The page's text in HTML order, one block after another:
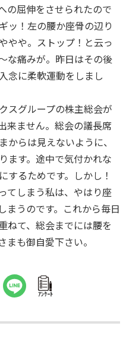
の屈伸をさせられたので
ッ！左の腰か座骨の辺り
やや。ストップ！と云っ
な痛みが。昨日はその後
念に柔軟運動をしまし
スグループの株主総会が
来ません。総会の議長席
からは見えないように、
ます。途中で気付かれな
するためです。しかし！
てしまう私は、やはり座
まうのです。これから毎日
ねて、総会までには腰を
も御自愛下さい。
ｱﾝｹｰﾄ